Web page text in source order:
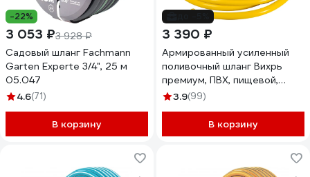
-22%
3 053 ₽3 928 ₽
Садовый шланг Fachmann
Garten Experte 3/4", 25 м
05.047
4.6(71)
В корзину
3 390 ₽
Армированный усиленный
поливочный шланг Вихрь
премиум, ПВХ, пищевой,
трехслойный, 3/4", 50 м,
3.9(99)
В корзину